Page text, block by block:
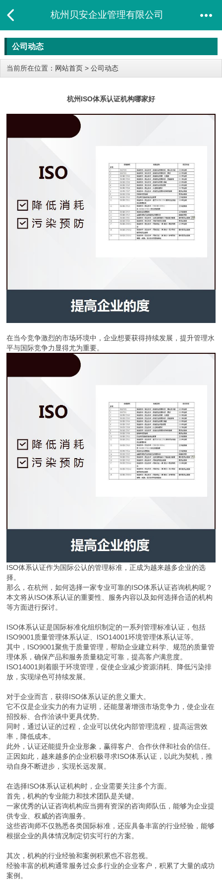
杭州贝安企业管理有限公司
公司动态
当前所在位置： 网站首页 > 公司动态
杭州ISO体系认证机构哪家好
在当今竞争激烈的市场环境中，企业想要获得持续发展，提升管理水
平与国际竞争力显得尤为重要。
ISO体系认证作为国际公认的管理标准，正成为越来越多企业的选
择。
那么，在杭州，如何选择一家专业可靠的ISO体系认证咨询机构呢？
本文将从ISO体系认证的重要性、服务内容以及如何选择合适的机构
等方面进行探讨。
ISO体系认证是国际标准化组织制定的一系列管理标准认证，包括
ISO9001质量管理体系认证、ISO14001环境管理体系认证等。
其中，ISO9001聚焦于质量管理，帮助企业建立科学、规范的质量管
理体系，确保产品和服务质量稳定可靠，提高客户满意度。
ISO14001则着眼于环境管理，促使企业减少资源消耗、降低污染排
放，实现绿色可持续发展。
对于企业而言，获得ISO体系认证的意义重大。
它不仅是企业实力的有力证明，还能显著增强市场竞争力，使企业在
招投标、合作洽谈中更具优势。
同时，通过认证的过程，企业可以优化内部管理流程，提高运营效
率，降低成本。
此外，认证还能提升企业形象，赢得客户、合作伙伴和社会的信任。
正因如此，越来越多的企业积极寻求ISO体系认证，以此为契机，推
动自身不断进步，实现长远发展。
在选择ISO体系认证机构时，企业需要关注多个方面。
首先，机构的专业能力和技术团队是关键。
一家优秀的认证咨询机构应当拥有资深的咨询师队伍，能够为企业提
供专业、权威的咨询服务。
这些咨询师不仅熟悉各类国际标准，还应具备丰富的行业经验，能够
根据企业的具体情况制定切实可行的方案。
其次，机构的行业经验和案例积累也不容忽视。
经验丰富的机构通常服务过众多行业的企业客户，积累了大量的成功
案例。